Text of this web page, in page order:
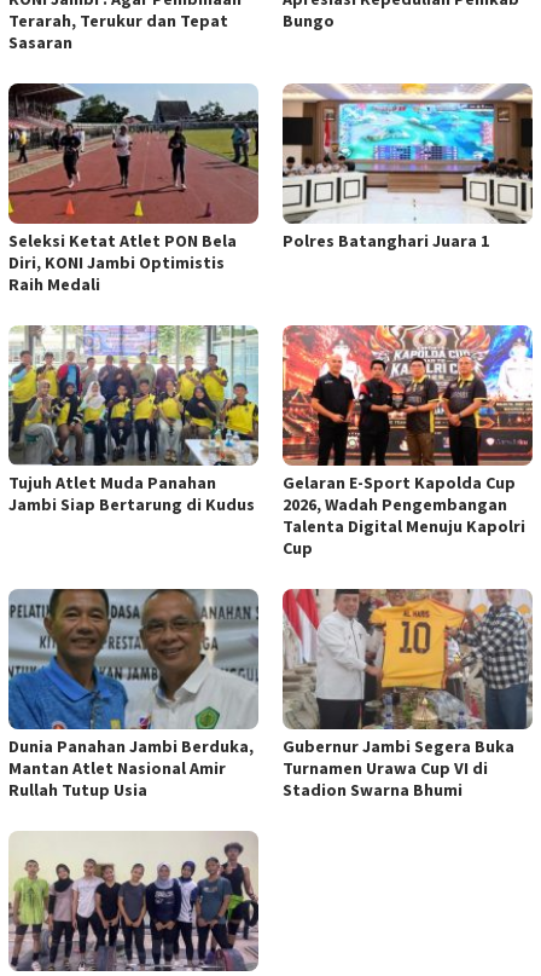
Terarah, Terukur dan Tepat
Sasaran
Bungo
Seleksi Ketat Atlet PON Bela
Diri, KONI Jambi Optimistis
Raih Medali
Polres Batanghari Juara 1
Tujuh Atlet Muda Panahan
Jambi Siap Bertarung di Kudus
Gelaran E-Sport Kapolda Cup
2026, Wadah Pengembangan
Talenta Digital Menuju Kapolri
Cup
Dunia Panahan Jambi Berduka,
Mantan Atlet Nasional Amir
Rullah Tutup Usia
Gubernur Jambi Segera Buka
Turnamen Urawa Cup VI di
Stadion Swarna Bhumi